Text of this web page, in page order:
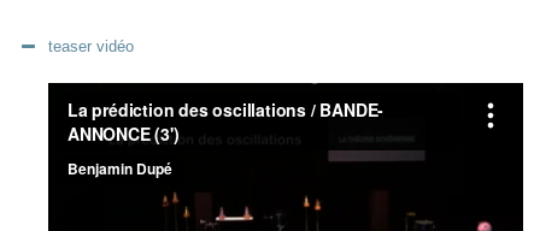
teaser vidéo